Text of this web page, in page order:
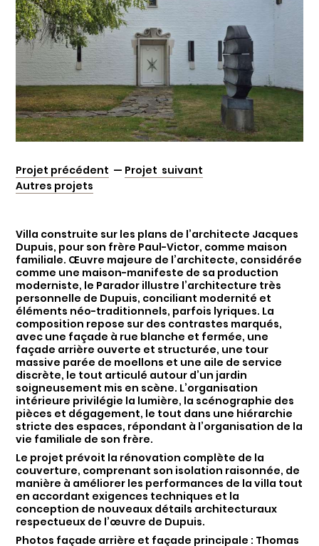
Villa construite sur les plans de l’architecte Jacques
Dupuis, pour son frère Paul-Victor, comme maison
familiale. Œuvre majeure de l’architecte, considérée
comme une maison-manifeste de sa production
moderniste, le Parador illustre l’architecture très
personnelle de Dupuis, conciliant modernité et
éléments néo-traditionnels, parfois lyriques. La
composition repose sur des contrastes marqués,
avec une façade à rue blanche et fermée, une
façade arrière ouverte et structurée, une tour
massive parée de moellons et une aile de service
discrète, le tout articulé autour d’un jardin
soigneusement mis en scène. L’organisation
intérieure privilégie la lumière, la scénographie des
pièces et dégagement, le tout dans une hiérarchie
stricte des espaces, répondant à l’organisation de la
vie familiale de son frère.
Le projet prévoit la rénovation complète de la
couverture, comprenant son isolation raisonnée, de
manière à améliorer les performances de la villa tout
en accordant exigences techniques et la
conception de nouveaux détails architecturaux
respectueux de l’œuvre de Dupuis.
Photos façade arrière et façade principale : Thomas
Projet précédent — Projet suivant
Autres projets